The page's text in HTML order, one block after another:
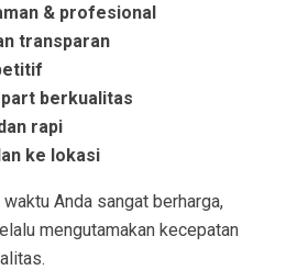
& profesional
transparan
berkualitas
rapi
ke lokasi
Anda sangat berharga,
mengutamakan kecepatan